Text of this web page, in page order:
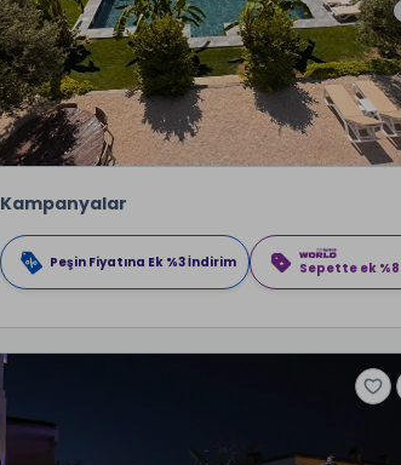
Kampanyalar
Peşin Fiyatına Ek %3 İndirim Sepette ek